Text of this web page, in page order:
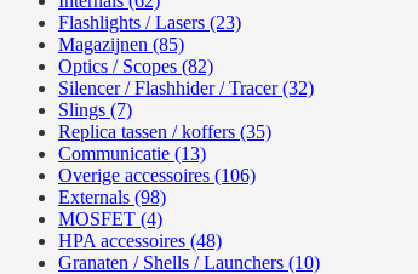
Flashlights / Lasers (23)
Magazijnen (85)
Optics / Scopes (82)
Silencer / Flashhider / Tracer (32)
Slings (7)
Replica tassen / koffers (35)
Communicatie (13)
Overige accessoires (106)
Externals (98)
MOSFET (4)
HPA accessoires (48)
Granaten / Shells / Launchers (10)